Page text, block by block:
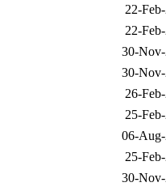
22-
22-
30-
30-
26-
25-
06-
25-
30-